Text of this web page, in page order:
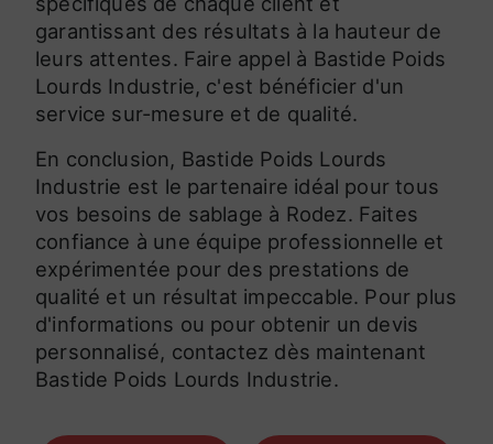
garantissant des résultats à la hauteur de
leurs attentes. Faire appel à Bastide Poids
Lourds Industrie, c'est bénéficier d'un
service sur-mesure et de qualité.
En conclusion, Bastide Poids Lourds
Industrie est le partenaire idéal pour tous
vos besoins de sablage à Rodez. Faites
confiance à une équipe professionnelle et
expérimentée pour des prestations de
qualité et un résultat impeccable. Pour plus
d'informations ou pour obtenir un devis
personnalisé, contactez dès maintenant
Bastide Poids Lourds Industrie.